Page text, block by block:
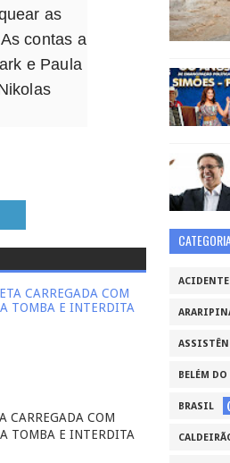
as
contas a
e Paula
CARREGADA COM
TOMBA E INTERDITA
BELÉM
BRASIL